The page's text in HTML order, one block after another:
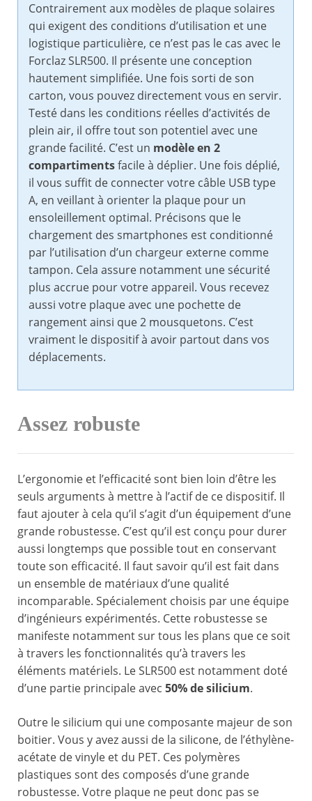
Contrairement aux modèles de plaque solaires
qui exigent des conditions d’utilisation et une
logistique particulière, ce n’est pas le cas avec le
Forclaz SLR500. Il présente une conception
hautement simplifiée. Une fois sorti de son
carton, vous pouvez directement vous en servir.
Testé dans les conditions réelles d’activités de
plein air, il offre tout son potentiel avec une
grande facilité. C’est un modèle en 2
compartimentsfacile à déplier. Une fois déplié,
il vous suffit de connecter votre câble USB type
A, en veillant à orienter la plaque pour un
ensoleillement optimal. Précisons que le
chargement des smartphones est conditionné
par l’utilisation d’un chargeur externe comme
tampon. Cela assure notamment une sécurité
plus accrue pour votre appareil. Vous recevez
aussi votre plaque avec une pochette de
rangement ainsi que 2 mousquetons. C’est
vraiment le dispositif à avoir partout dans vos
déplacements.
Assez robuste
L’ergonomie et l’efficacité sont bien loin d’être les
seuls arguments à mettre à l’actif de ce dispositif. Il
faut ajouter à cela qu’il s’agit d’un équipement d’une
grande robustesse. C’est qu’il est conçu pour durer
aussi longtemps que possible tout en conservant
toute son efficacité. Il faut savoir qu’il est fait dans
un ensemble de matériaux d’une qualité
incomparable. Spécialement choisis par une équipe
d’ingénieurs expérimentés. Cette robustesse se
manifeste notamment sur tous les plans que ce soit
à travers les fonctionnalités qu’à travers les
éléments matériels. Le SLR500 est notamment doté
d’une partie principale avec 50% de silicium.
Outre le silicium qui une composante majeur de son
boitier. Vous y avez aussi de la silicone, de l’éthylène-
acétate de vinyle et du PET. Ces polymères
plastiques sont des composés d’une grande
robustesse. Votre plaque ne peut donc pas se